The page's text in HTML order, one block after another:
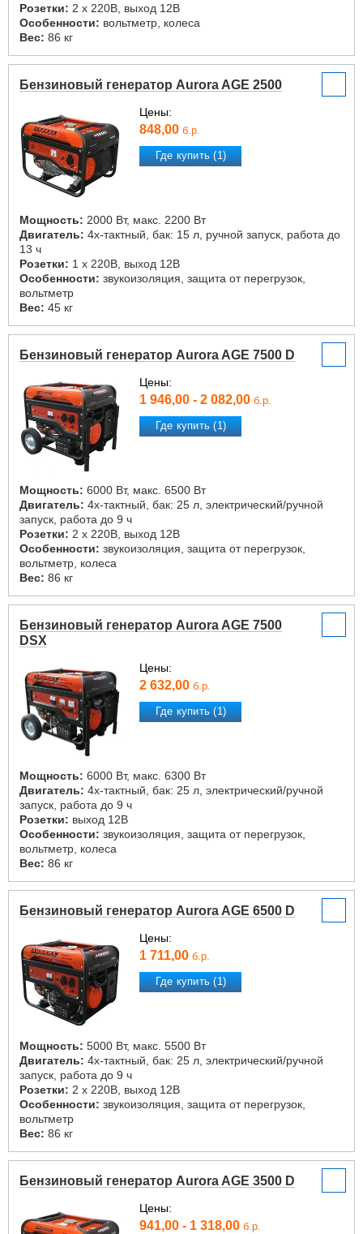
Розетки: 2 х 220В, выход 12В
Особенности: вольтметр, колеса
Вес: 86 кг
Бензиновый генератор Aurora AGE 2500
Цены:
848,00 б.р.
Где купить (1)
Мощность: 2000 Вт, макс. 2200 Вт
Двигатель: 4х-тактный, бак: 15 л, ручной запуск, работа до
13 ч
Розетки: 1 х 220В, выход 12В
Особенности: звукоизоляция, защита от перегрузок,
вольтметр
Вес: 45 кг
Бензиновый генератор Aurora AGE 7500 D
Цены:
1 946,00 - 2 082,00 б.р.
Где купить (1)
Мощность: 6000 Вт, макс. 6500 Вт
Двигатель: 4х-тактный, бак: 25 л, электрический/ручной
запуск, работа до 9 ч
Розетки: 2 х 220В, выход 12В
Особенности: звукоизоляция, защита от перегрузок,
вольтметр, колеса
Вес: 86 кг
Бензиновый генератор Aurora AGE 7500
DSX
Цены:
2 632,00 б.р.
Где купить (1)
Мощность: 6000 Вт, макс. 6300 Вт
Двигатель: 4х-тактный, бак: 25 л, электрический/ручной
запуск, работа до 9 ч
Розетки: выход 12В
Особенности: звукоизоляция, защита от перегрузок,
вольтметр, колеса
Вес: 86 кг
Бензиновый генератор Aurora AGE 6500 D
Цены:
1 711,00 б.р.
Где купить (1)
Мощность: 5000 Вт, макс. 5500 Вт
Двигатель: 4х-тактный, бак: 25 л, электрический/ручной
запуск, работа до 9 ч
Розетки: 2 х 220В, выход 12В
Особенности: звукоизоляция, защита от перегрузок,
вольтметр
Вес: 86 кг
Бензиновый генератор Aurora AGE 3500 D
Цены:
941,00 - 1 318,00 б.р.